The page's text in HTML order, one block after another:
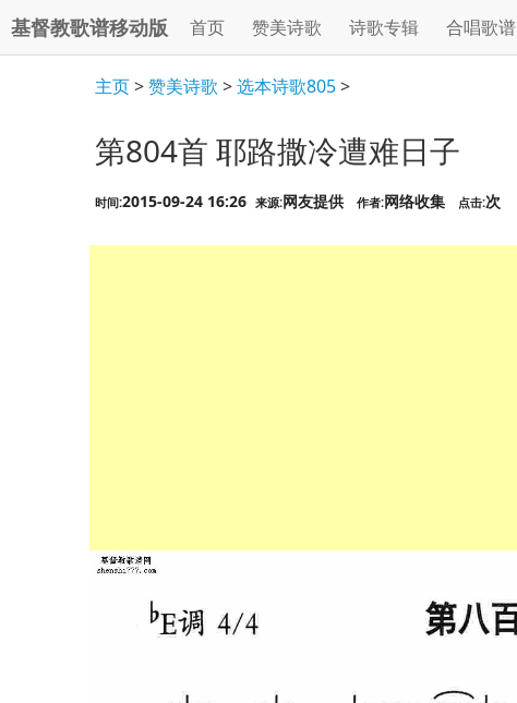
基督教歌谱移动版 首页 赞美诗歌 诗歌专辑 合唱歌谱
主页>赞美诗歌 >选本诗歌805>
第804首 耶路撒冷遭难日子
时间:2015-09-24 16:26 来源:网友提供 作者:网络收集 点击:次